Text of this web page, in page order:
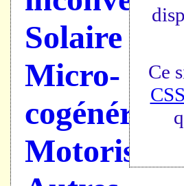
Solaire
Micro-
Ce
CSS